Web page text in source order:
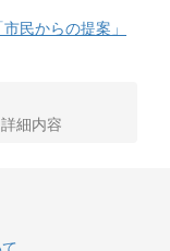
市民からの提案」
詳細内容